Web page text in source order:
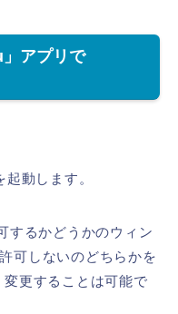
アプリで
動します。
するかどうかのウィン
可しないのどちらかを
更することは可能で